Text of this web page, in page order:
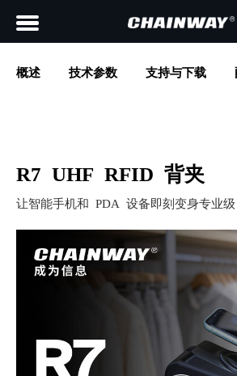
概述 技术参数 支持与下载
R7 UHF RFID 背夹
让智能手机和 PDA 设备即刻变身专业